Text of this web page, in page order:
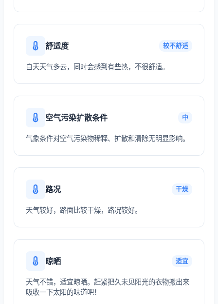
舒适度 较不舒适
白天天气多云，同时会感到有些热，不很舒适。
空气污染扩散条件 中
气象条件对空气污染物稀释、扩散和清除无明显影响。
路况 干燥
天气较好，路面比较干燥，路况较好。
晾晒 适宜
天气不错，适宜晾晒。赶紧把久未见阳光的衣物搬出来
吸收一下太阳的味道吧！